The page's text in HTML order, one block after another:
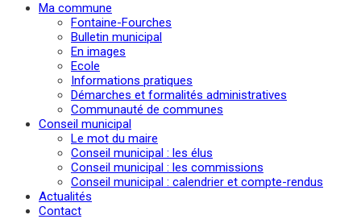
Ma commune
Fontaine-Fourches
Bulletin municipal
En images
Ecole
Informations pratiques
Démarches et formalités administratives
Communauté de communes
Conseil municipal
Le mot du maire
Conseil municipal : les élus
Conseil municipal : les commissions
Conseil municipal : calendrier et compte-rendus
Actualités
Contact